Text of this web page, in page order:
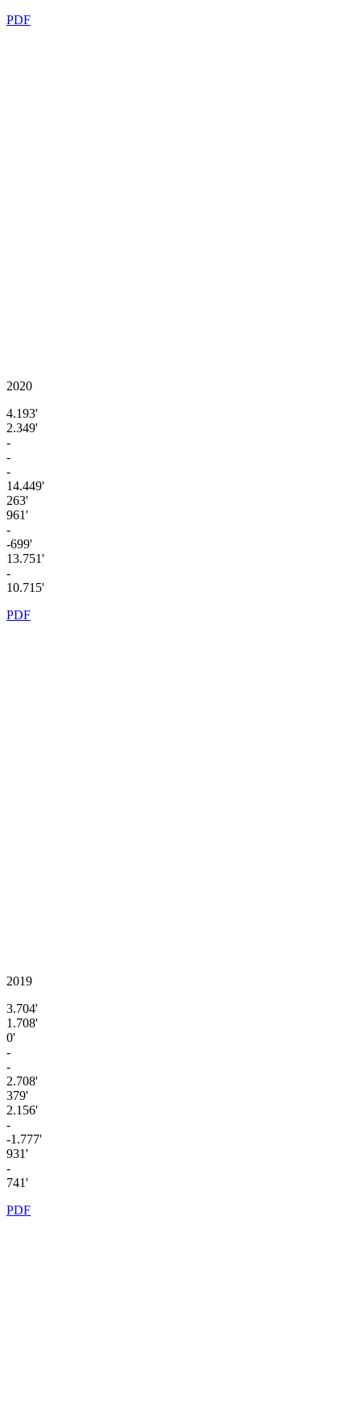
PDF
2020
4.193'
2.349'
-
-
-
14.449'
263'
961'
-
-699'
13.751'
-
10.715'
PDF
2019
3.704'
1.708'
0'
-
-
2.708'
379'
2.156'
-
-1.777'
931'
-
741'
PDF